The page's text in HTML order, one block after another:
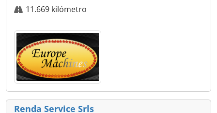
11.669 kilómetro
Renda Service Srls